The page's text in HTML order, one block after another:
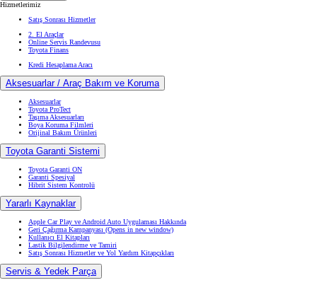
Hizmetlerimiz
Satış Sonrası Hizmetler
2. El Araçlar
Online Servis Randevusu
Toyota Finans
Kredi Hesaplama Aracı
Aksesuarlar / Araç Bakım ve Koruma
Aksesuarlar
Toyota ProTect
Taşıma Aksesuarları
Boya Koruma Filmleri
Orijinal Bakım Ürünleri
Toyota Garanti Sistemi
Toyota Garanti ON
Garanti Spesiyal
Hibrit Sistem Kontrolü
Yararlı Kaynaklar
Apple Car Play ve Android Auto Uygulaması Hakkında
Geri Çağırma Kampanyası (Opens in new window)
Kullanıcı El Kitapları
Lastik Bilgilendirme ve Tamiri
Satış Sonrası Hizmetler ve Yol Yardım Kitapçıkları
Servis & Yedek Parça